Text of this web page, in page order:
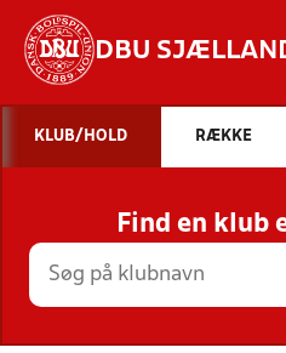
DBU
STILLINGER,
KLUB/HOLD RÆKKE
Find en klub